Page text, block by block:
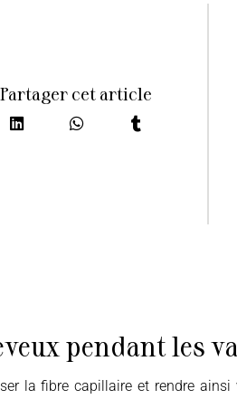
Partager cet article
pendant les